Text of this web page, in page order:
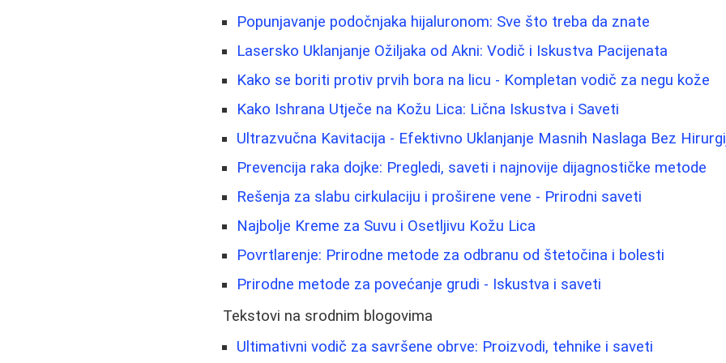
Popunjavanje podočnjaka hijaluronom: Sve što treba da znate
Lasersko Uklanjanje Ožiljaka od Akni: Vodič i Iskustva Pacijenata
Kako se boriti protiv prvih bora na licu - Kompletan vodič za negu kože
Kako Ishrana Utječe na Kožu Lica: Lična Iskustva i Saveti
Ultrazvučna Kavitacija - Efektivno Uklanjanje Masnih Naslaga Bez
Prevencija raka dojke: Pregledi, saveti i najnovije dijagnostičke metode
Rešenja za slabu cirkulaciju i proširene vene - Prirodni saveti
Najbolje Kreme za Suvu i Osetljivu Kožu Lica
Povrtlarenje: Prirodne metode za odbranu od štetočina i bolesti
Prirodne metode za povećanje grudi - Iskustva i saveti
Tekstovi na srodnim blogovima
Ultimativni vodič za savršene obrve: Proizvodi, tehnike i saveti